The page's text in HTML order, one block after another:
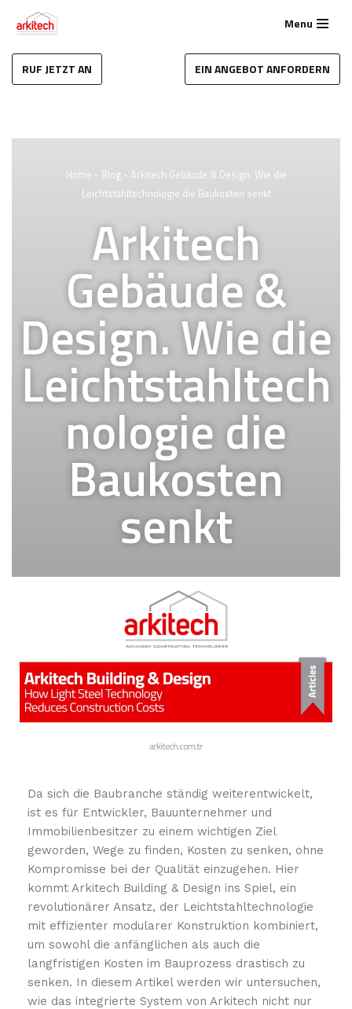
Inhalt
springen
Menu
RUF JETZT AN EIN ANGEBOT ANFORDERN
Home - Blog- Arkitech Gebäude & Design. Wie die
Leichtstahltechnologie die Baukosten senkt
Arkitech
Gebäude &
Design. Wie die
Leichtstahltech
nologie die
Baukosten
senkt
Da sich die Baubranche ständig weiterentwickelt,
ist es für Entwickler, Bauunternehmer und
Immobilienbesitzer zu einem wichtigen Ziel
geworden, Wege zu finden, Kosten zu senken, ohne
Kompromisse bei der Qualität einzugehen. Hier
kommt Arkitech Building & Design ins Spiel, ein
revolutionärer Ansatz, der Leichtstahltechnologie
mit effizienter modularer Konstruktion kombiniert,
um sowohl die anfänglichen als auch die
langfristigen Kosten im Bauprozess drastisch zu
senken. In diesem Artikel werden wir untersuchen,
wie das integrierte System von Arkitech nicht nur